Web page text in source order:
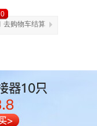
0
去购物车结算